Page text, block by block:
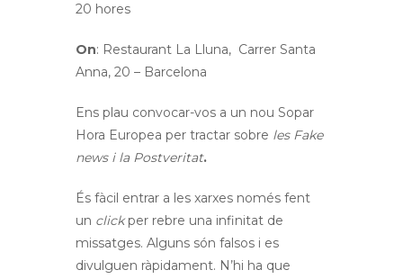
20 hores
On: Restaurant La Lluna, Carrer Santa
Anna, 20 – Barcelona
Ens plau convocar-vos a un nou Sopar
Hora Europea per tractar sobre les Fake
news i laPostveritat.
És fàcil entrar a les xarxes només fent
un clickper rebre una infinitat de
missatges. Alguns són falsos i es
divulguen ràpidament. N’hi ha que